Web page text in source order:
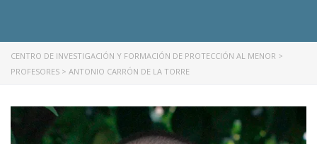
CENTRO DE INVESTIGACIÓN Y FORMACIÓN DE PROTECCIÓN AL MENOR >
PROFESORES > ANTONIO CARRÓN DE LA TORRE